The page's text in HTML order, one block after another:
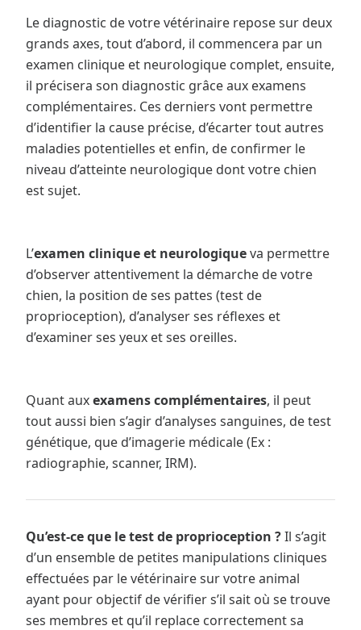
Le diagnostic de votre vétérinaire repose sur deux
grands axes, tout d’abord, il commencera par un
examen clinique et neurologique complet, ensuite,
il précisera son diagnostic grâce aux examens
complémentaires. Ces derniers vont permettre
d’identifier la cause précise, d’écarter tout autres
maladies potentielles et enfin, de confirmer le
niveau d’atteinte neurologique dont votre chien
est sujet.
L’examen clinique et neurologiqueva permettre
d’observer attentivement la démarche de votre
chien, la position de ses pattes (test de
proprioception), d’analyser ses réflexes et
d’examiner ses yeux et ses oreilles.
Quant auxexamens complémentaires, il peut
tout aussi bien s’agir d’analyses sanguines, de test
génétique, que d’imagerie médicale (Ex :
radiographie, scanner, IRM).
Qu’est-ce que le test de proprioception ?Il s’agit
d’un ensemble de petites manipulations cliniques
effectuées par le vétérinaire sur votre animal
ayant pour objectif de vérifier s’il sait où se trouve
ses membres et qu’il replace correctement sa